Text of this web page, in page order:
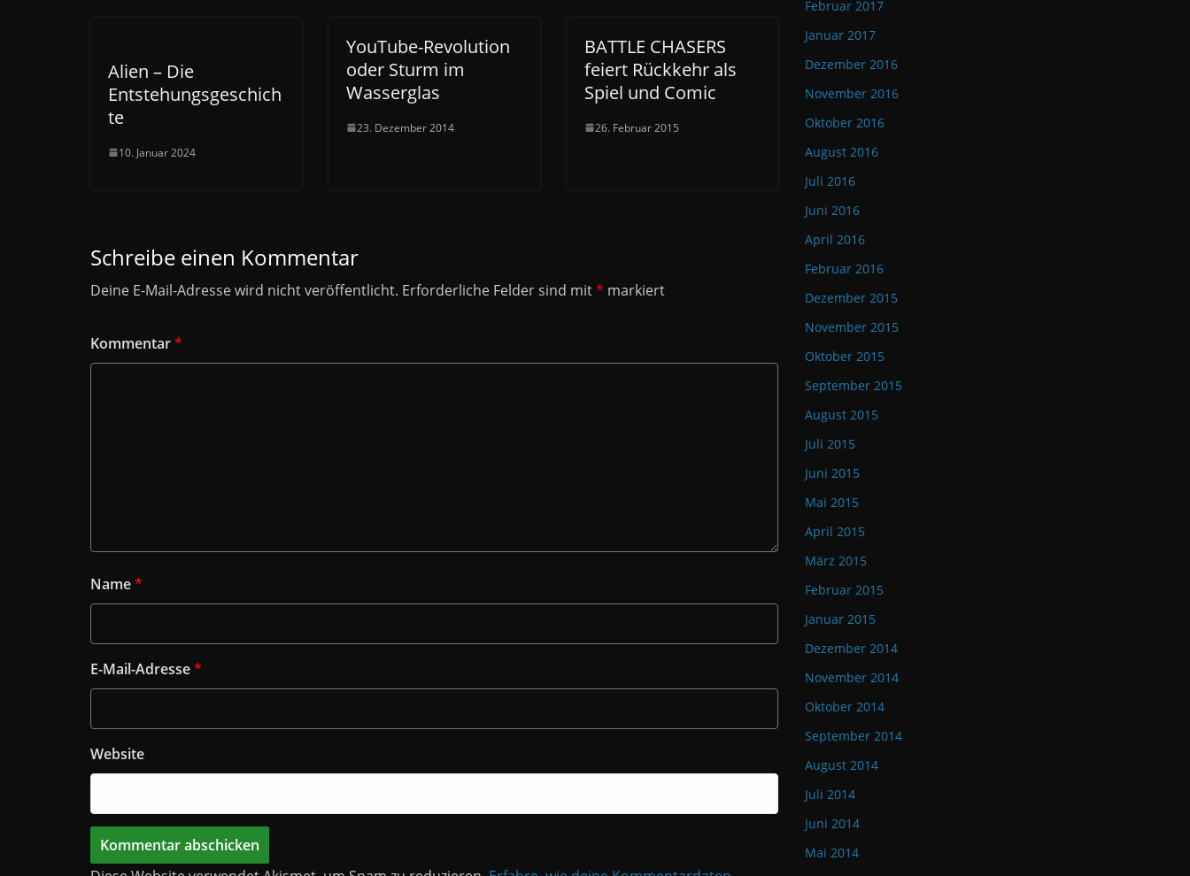
Alien – Die
Entstehungsgeschich
te
10. Januar 2024
YouTube-Revolution
oder Sturm im
Wasserglas
23. Dezember 2014
BATTLE CHASERS
feiert Rückkehr als
Spiel und Comic
26. Februar 2015
Schreibe einen Kommentar
Deine E-Mail-Adresse wird nicht veröffentlicht. Erforderliche Felder sind mit* markiert
Kommentar*
Name*
E-Mail-Adresse*
Website
Februar 2017
Januar 2017
Dezember 2016
November 2016
Oktober 2016
August 2016
Juli 2016
Juni 2016
April 2016
Februar 2016
Dezember 2015
November 2015
Oktober 2015
September 2015
August 2015
Juli 2015
Juni 2015
Mai 2015
April 2015
März 2015
Februar 2015
Januar 2015
Dezember 2014
November 2014
Oktober 2014
September 2014
August 2014
Juli 2014
Juni 2014
Mai 2014